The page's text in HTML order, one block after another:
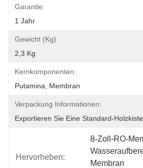
Garantie:
1 Jahr
Gewicht (kg):
2,3 Kg
Kernkomponenten:
Putamina, Membran
Verpackung Informationen:
Exportieren Sie Eine Standard-Holzkiste
Hervorheben:
8-Zoll-RO-
Membran